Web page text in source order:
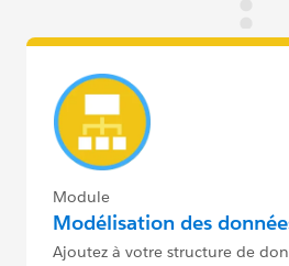
Module
Modélisation des
Ajoutez à votre structure de